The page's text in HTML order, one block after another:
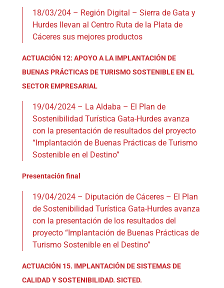
18/03/204 – Región Digital – Sierra de Gata y
Hurdes llevan al Centro Ruta de la Plata de
Cáceres sus mejores productos
ACTUACIÓN 12: APOYO A LA IMPLANTACIÓN DE
BUENAS PRÁCTICAS DE TURISMO SOSTENIBLE EN EL
SECTOR EMPRESARIAL
19/04/2024 – La Aldaba – El Plan de
Sostenibilidad Turística Gata-Hurdes avanza
con la presentación de resultados del proyecto
“Implantación de Buenas Prácticas de Turismo
Sostenible en el Destino”
Presentación final
19/04/2024 – Diputación de Cáceres – El Plan
de Sostenibilidad Turística Gata-Hurdes avanza
con la presentación de los resultados del
proyecto “Implantación de Buenas Prácticas de
Turismo Sostenible en el Destino”
ACTUACIÓN 15. IMPLANTACIÓN DE SISTEMAS DE
CALIDAD Y SOSTENIBILIDAD. SICTED.